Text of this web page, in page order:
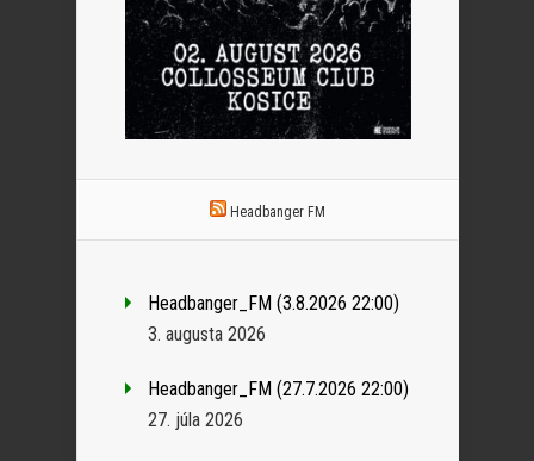
Headbanger FM
Headbanger_FM (3.8.2026 22:00)
3. augusta 2026
Headbanger_FM (27.7.2026 22:00)
27. júla 2026